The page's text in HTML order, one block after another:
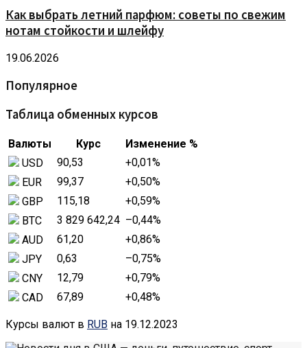
Как выбрать летний парфюм: советы по свежим
нотам стойкости и шлейфу
19.06.2026
Популярное
Таблица обменных курсов
Валюты Курс
Изменение %
USD
90,53 +0,01%
EUR
99,37 +0,50%
GBP
115,18 +0,59%
BTC
3 829 642,24 –0,44%
AUD
61,20 +0,86%
JPY
0,63 –0,75%
CNY
12,79 +0,79%
CAD
67,89 +0,48%
Курсы валют в RUB на 19.12.2023